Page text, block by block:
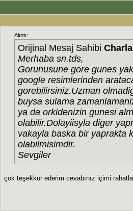
Alıntı:
Orijinal Mesaj Sahibi
Merhaba sn.tds,
Gorunusune gore gunes
google resimlerinden
gorebilirsiniz.Uzman
buysa sulama
ya da orkidenizin gunesi
olabilir.Dolayiisyla diger
vakayla baska bir yaprakta
olabilmisimdir.
Sevgiler
çok teşekkür ederim cevabınız içimi